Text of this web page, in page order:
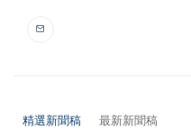
精選新聞稿 最新新聞稿